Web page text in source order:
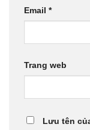
Email *
Trang web
Lưu tên